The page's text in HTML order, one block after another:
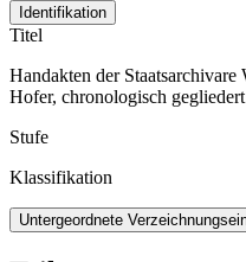
Identifikation
Titel
Handakten der
Hofer, chronologisch gegliedert
Stufe
Klassifikation
Untergeordnete